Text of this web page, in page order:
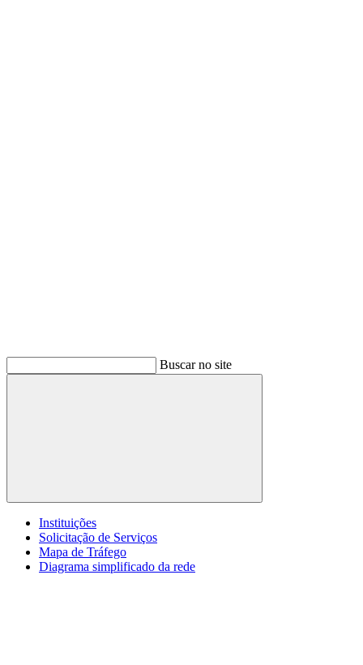
Buscar no site
Buscar
Instituições
Solicitação de Serviços
Mapa de Tráfego
Diagrama simplificado da rede